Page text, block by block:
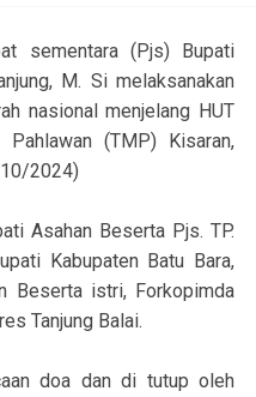
sementara (Pjs) Bupati
M. Si melaksanakan
nasional menjelang HUT
(TMP) Kisaran,
2024)
Asahan Beserta Pjs. TP.
Kabupaten Batu Bara,
Beserta istri, Forkopimda
Tanjung Balai.
doa dan di tutup oleh